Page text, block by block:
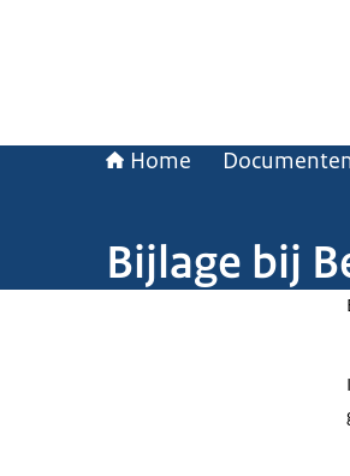
Home
Bijlage bij